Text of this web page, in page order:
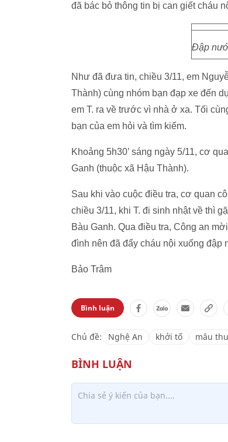
đã bác bỏ thông tin bị can giết cháu
Đập
Như đã đưa tin, chiều 3/11, em
Thành) cùng nhóm bạn đạp xe đến
em T. ra về trước vì nhà ở xa. Tối
bạn của em hỏi và tìm kiếm.
Khoảng 5h30’ sáng ngày 5/11, cơ
Ganh (thuộc xã Hậu Thành).
Sau khi vào cuộc điều tra, cơ quan
chiều 3/11, khi T. đi sinh nhật về thì
Bàu Ganh. Qua điều tra, Công an
đình nên đã đẩy cháu nội xuống đập
Bảo Trâm
Bình luận
Chủ đề: Nghệ An khởi tố mâu